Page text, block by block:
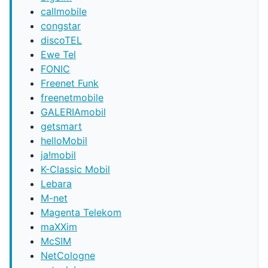
callmobile
congstar
discoTEL
Ewe Tel
FONIC
Freenet Funk
freenetmobile
GALERIAmobil
getsmart
helloMobil
ja!mobil
K-Classic Mobil
Lebara
M-net
Magenta Telekom
maXXim
McSIM
NetCologne